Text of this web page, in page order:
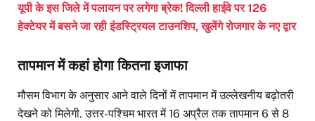
यूपी के इस जिले में पलायन पर लगेगा ब्रेक! दिल्ली हाईवे पर 126
हेक्टेयर में बसने जा रही इंडस्ट्रियल टाउनशिप, खुलेंगे रोजगार के नए द्वार
तापमान में कहां होगा कितना इजाफा
मौसम विभाग के अनुसार आने वाले दिनों में तापमान में उल्लेखनीय बढ़ोतरी
देखने को मिलेगी. उत्तर-पश्चिम भारत में 16 अप्रैल तक तापमान 6 से 8